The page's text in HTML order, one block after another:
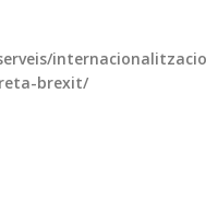
brexit/